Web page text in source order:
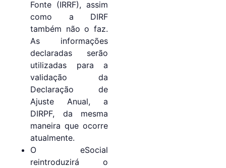
Fonte (IRRF), assim
como a DIRF
também não o faz.
As informações
declaradas serão
utilizadas para a
validação da
Declaração de
Ajuste Anual, a
DIRPF, da mesma
maneira que ocorre
atualmente.
O eSocial
reintroduzirá o